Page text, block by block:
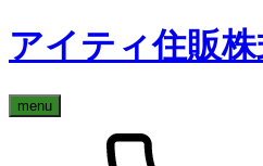
アイティ住販
menu